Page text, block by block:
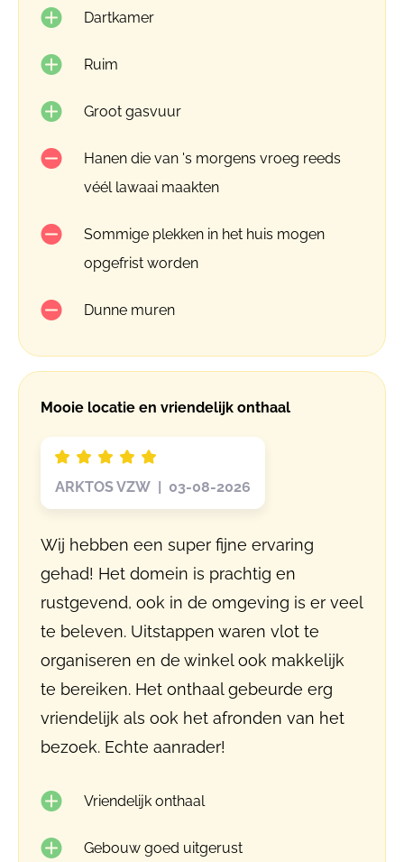
Dartkamer
Ruim
Groot gasvuur
Hanen die van 's morgens vroeg reeds
véél lawaai maakten
Sommige plekken in het huis mogen
opgefrist worden
Dunne muren
Mooie locatie en vriendelijk onthaal
ARKTOS VZW | 03-08-2026
Wij hebben een super fijne ervaring
gehad! Het domein is prachtig en
rustgevend, ook in de omgeving is er veel
te beleven. Uitstappen waren vlot te
organiseren en de winkel ook makkelijk
te bereiken. Het onthaal gebeurde erg
vriendelijk als ook het afronden van het
bezoek. Echte aanrader!
Vriendelijk onthaal
Gebouw goed uitgerust